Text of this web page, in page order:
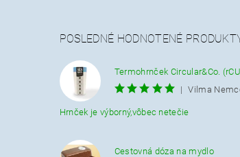
POSLEDNÉ HODNOTENÉ
|
Hrnček je výborný,vôbec netečie
Cestovná dóza na mydlo